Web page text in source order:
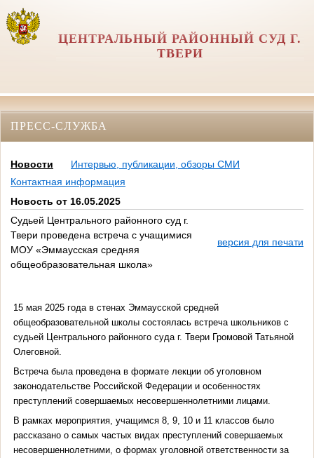
ЦЕНТРАЛЬНЫЙ РАЙОННЫЙ СУД Г.
ТВЕРИ
ПРЕСС-СЛУЖБА
Новости
Интервью, публикации, обзоры СМИ
Контактная информация
Новость от 16.05.2025
Судьей Центрального районного суд г.
Твери проведена встреча с учащимися
МОУ «Эммаусская средняя
общеобразовательная школа»
версия для печати
15 мая 2025 года в стенах Эммаусской средней
общеобразовательной школы состоялась встреча школьников с
судьей Центрального районного суда г. Твери Громовой Татьяной
Олеговной.
Встреча была проведена в формате лекции об уголовном
законодательстве Российской Федерации и особенностях
преступлений совершаемых несовершеннолетними лицами.
В рамках мероприятия, учащимся 8, 9, 10 и 11 классов было
рассказано о самых частых видах преступлений совершаемых
несовершеннолетними, о формах уголовной ответственности за